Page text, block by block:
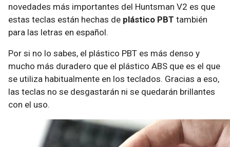
novedades más importantes del Huntsman V2 es que
estas teclas están hechas de plástico PBT también
para las letras en español.
Por si no lo sabes, el plástico PBT es más denso y
mucho más duradero que el plástico ABS que es el que
se utiliza habitualmente en los teclados. Gracias a eso,
las teclas no se desgastarán ni se quedarán brillantes
con el uso.